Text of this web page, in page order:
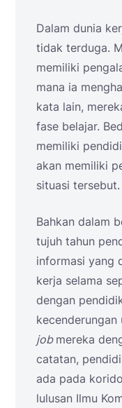
Dalam dunia
tidak terduga.
memiliki
mana ia
kata lain,
fase belajar.
memiliki
akan memiliki
situasi tersebut.
Bahkan dalam
tujuh tahun
informasi yang
kerja selama
dengan
job mereka
catatan,
ada pada
lulusan Ilmu